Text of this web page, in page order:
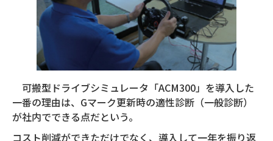
可搬型ドライブシミュレータ「ACM300」を導入した
一番の理由は、Gマーク更新時の適性診断（一般診断）
が社内でできる点だという。
コスト削減ができただけでなく、導入して一年を振り返